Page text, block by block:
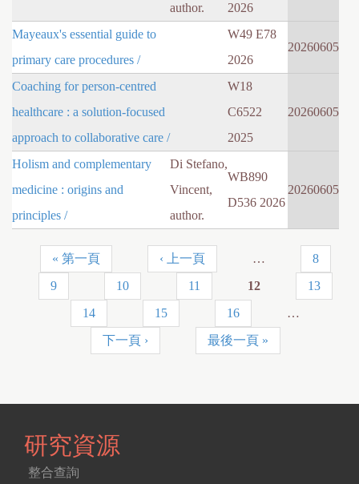
author.
2026
Mayeaux's essential guide to
primary care procedures /
W49 E78
2026
20260605
Coaching for person-centred
healthcare : a solution-focused
approach to collaborative care /
W18
C6522
2025
20260605
Holism and complementary
medicine : origins and
principles /
Di Stefano,
Vincent,
author.
WB890
D536 2026
20260605
« 第一頁 ‹ 上一頁 …
8
9
10 11 12
13
14
15 16
…
下一頁 ›
最後一頁 »
研究資源
整合查詢